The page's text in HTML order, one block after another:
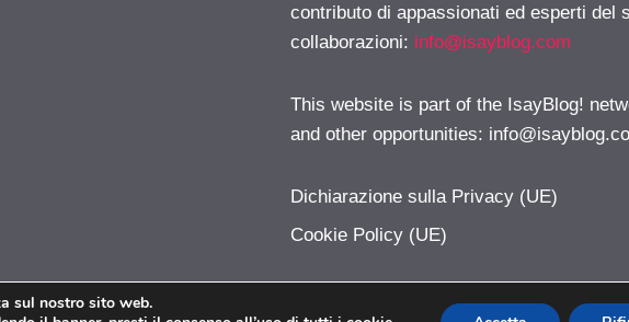
contributo di appassionati ed esperti del
collaborazioni: info@isayblog.com
This website is part of the IsayBlog!
and other opportunities:
Dichiarazione sulla Privacy (UE)
Cookie Policy (UE)
sul nostro sito web.